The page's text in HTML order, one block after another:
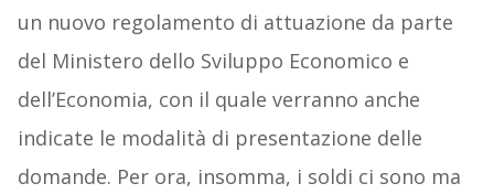
un nuovo regolamento di attuazione da parte
del Ministero dello Sviluppo Economico e
dell’Economia, con il quale verranno anche
indicate le modalità di presentazione delle
domande. Per ora, insomma, i soldi ci sono ma